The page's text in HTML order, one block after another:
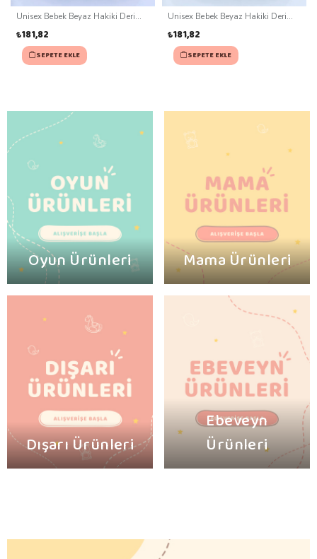
Unisex Bebek Beyaz Hakiki Deri
₺181,82
SEPETE EKLE
Unisex Bebek Beyaz Hakiki Deri
₺181,82
SEPETE EKLE
Oyun Ürünleri Mama Ürünleri
Dışarı Ürünleri
Ebeveyn
Ürünleri